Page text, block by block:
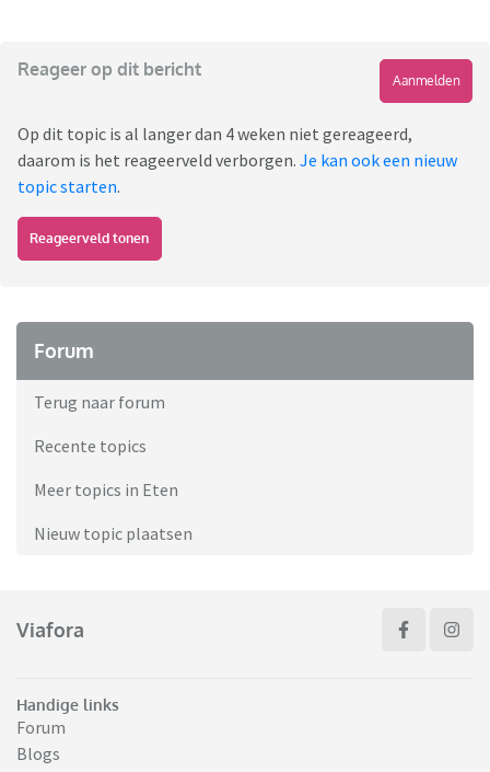
Reageer op dit bericht
Aanmelden
Op dit topic is al langer dan 4 weken niet gereageerd,
daarom is het reageerveld verborgen. Je kan ook een nieuw
topic starten.
Reageerveld tonen
Forum
Terug naar forum
Recente topics
Meer topics in Eten
Nieuw topic plaatsen
Viafora
Handige links
Forum
Blogs